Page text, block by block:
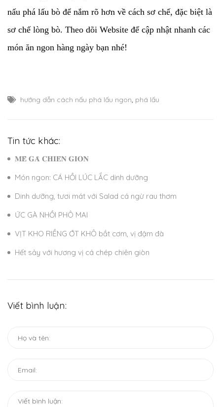
nấu phá lấu bò để nắm rõ hơn về cách sơ chế, đặc biệt là
sơ chế lòng bò. Theo dõi Website để cập nhật nhanh các
món ăn ngon hàng ngày bạn nhé!
hướng dẫn cách nấu phá lấu ngon, phá lấu
Tin tức khác:
𝐌𝐄̂̀ 𝐆𝐀̀ 𝐂𝐇𝐈𝐄̂𝐍 𝐆𝐈𝐎̀𝐍
Món ngon: CÁ HỒI LÚC LẮC dinh dưỡng
Dinh dưỡng, tươi mát với Salad cá ngừ rau thơm
ỨC GÀ NHỒI PHÔ MAI
VỊT KHO RIỀNG ỚT KHÔ bắt cơm, vị đậm đà
Hết sảy với hương vị cá chép chiên giòn
Viết bình luận: